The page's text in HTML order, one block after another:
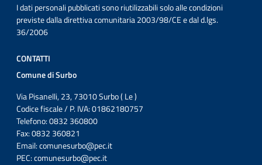
I dati personali pubblicati sono riutilizzabili solo alle condizioni
previste dalla direttiva comunitaria 2003/98/CE e dal d.lgs.
36/2006
CONTATTI
Comune di Surbo
Via Pisanelli, 23, 73010 Surbo ( Le )
Codice fiscale / P. IVA: 01862180757
Telefono: 0832 360800
Fax: 0832 360821
Email:comunesurbo@pec.it
PEC:comunesurbo@pec.it